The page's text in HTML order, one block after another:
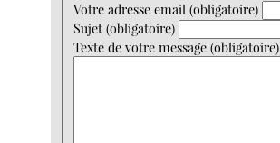
Votre adresse email (obligatoire)
Sujet (obligatoire)
Texte de votre message (obligatoire)